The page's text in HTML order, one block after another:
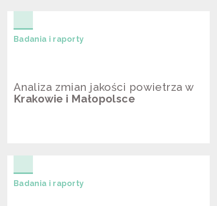
Badania i raporty
Analiza zmian jakości powietrza w
Krakowie i Małopolsce
Badania i raporty